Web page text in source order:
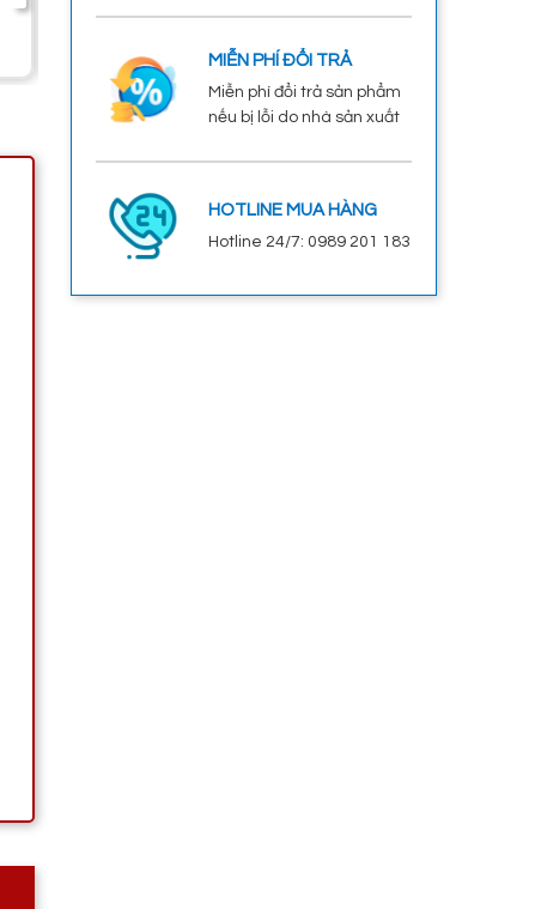
Start Stop
MIỄN PHÍ ĐỔI TRẢ
Miễn phí đổi trả sản phẩm
nếu bị lỗi do nhà sản xuất
HOTLINE MUA HÀNG
Hotline 24/7: 0989 201 183